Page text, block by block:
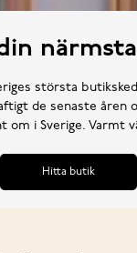
största
de senaste åren
om i Sverige. Varmt
Hitta butik